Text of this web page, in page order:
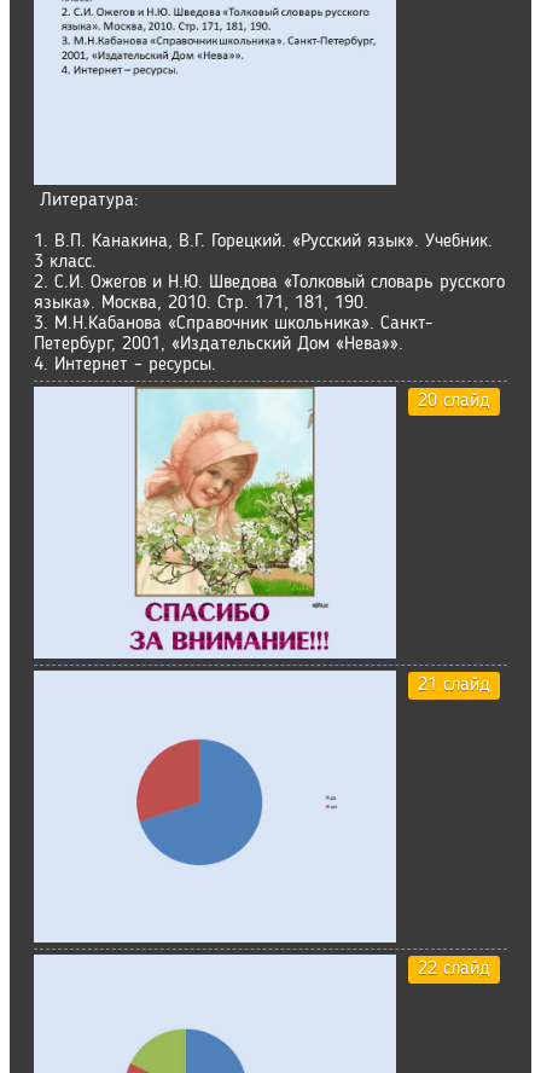
Литература:
1. В.П. Канакина, В.Г. Горецкий. «Русский язык». Учебник.
3 класс.
2. С.И. Ожегов и Н.Ю. Шведова «Толковый словарь русского
языка». Москва, 2010. Стр. 171, 181, 190.
3. М.Н.Кабанова «Справочник школьника». Санкт-
Петербург, 2001, «Издательский Дом «Нева»».
4. Интернет – ресурсы.
20 слайд
21 слайд
22 слайд